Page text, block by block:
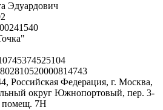
Эдуардович
Российская Федерация, г. Москва,
округ Южнопортовый, пер. 3-
помещ. 7Н